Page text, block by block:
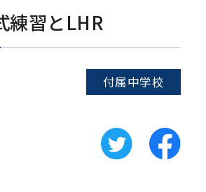
練習とLHR
付属中学校